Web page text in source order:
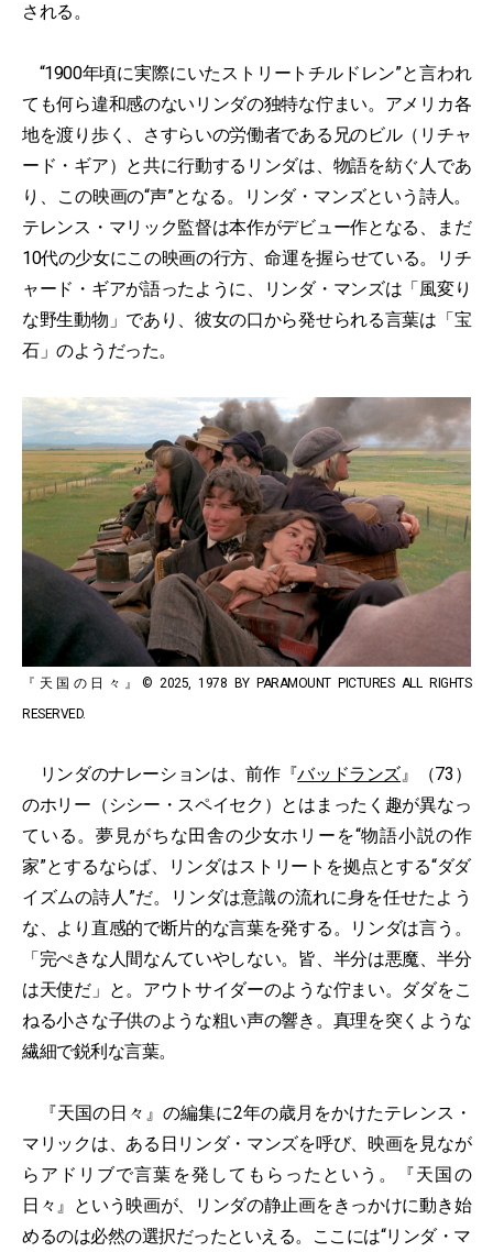
される。
“1900年頃に実際にいたストリートチルドレン”と言われ
ても何ら違和感のないリンダの独特な佇まい。アメリカ各
地を渡り歩く、さすらいの労働者である兄のビル（リチャ
ード・ギア）と共に行動するリンダは、物語を紡ぐ人であ
り、この映画の“声”となる。リンダ・マンズという詩人。
テレンス・マリック監督は本作がデビュー作となる、まだ
10代の少女にこの映画の行方、命運を握らせている。リチ
ャード・ギアが語ったように、リンダ・マンズは「風変り
な野生動物」であり、彼女の口から発せられる言葉は「宝
石」のようだった。
『天国の日々』© 2025, 1978 BY PARAMOUNT PICTURES ALL RIGHTS
RESERVED.
リンダのナレーションは、前作『バッドランズ 』（73）
のホリー（シシー・スペイセク）とはまったく趣が異なっ
ている。夢見がちな田舎の少女ホリーを“物語小説の作
家”とするならば、リンダはストリートを拠点とする“ダダ
イズムの詩人”だ。リンダは意識の流れに身を任せたよう
な、より直感的で断片的な言葉を発する。リンダは言う。
「完ぺきな人間なんていやしない。皆、半分は悪魔、半分
は天使だ」と。アウトサイダーのような佇まい。ダダをこ
ねる小さな子供のような粗い声の響き。真理を突くような
繊細で鋭利な言葉。
『天国の日々』の編集に2年の歳月をかけたテレンス・
マリックは、ある日リンダ・マンズを呼び、映画を見なが
らアドリブで言葉を発してもらったという。『天国の
日々』という映画が、リンダの静止画をきっかけに動き始
めるのは必然の選択だったといえる。ここには“リンダ・マ